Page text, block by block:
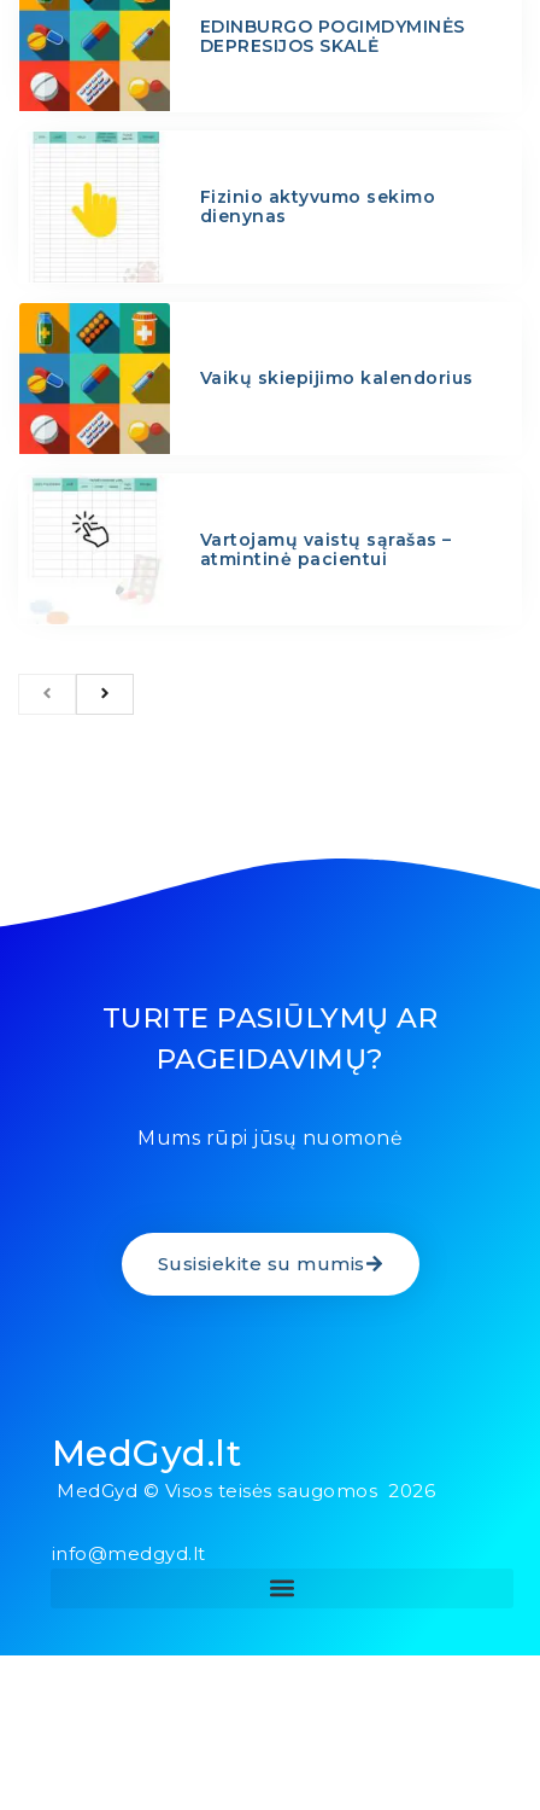
EDINBURGO POGIMDYMINĖS
DEPRESIJOS SKALĖ
Fizinio aktyvumo sekimo
dienynas
Vaikų skiepijimo kalendorius
Vartojamų vaistų sąrašas –
atmintinė pacientui
TURITE PASIŪLYMŲ AR
PAGEIDAVIMŲ?
Mums rūpi jūsų nuomonė
Susisiekite su mumis
MedGyd.lt
MedGyd © Visos teisės saugomos 2026
info@medgyd.lt